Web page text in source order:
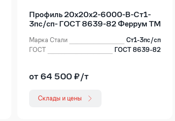
Профиль 20х20х2-6000-В-Ст1-
3пс/сп- ГОСТ 8639-82 Феррум ТМ
Марка Стали
Ст1-3пс/сп
ГОСТ
ГОСТ 8639-82
от 64 500 ₽/т
Склады и цены